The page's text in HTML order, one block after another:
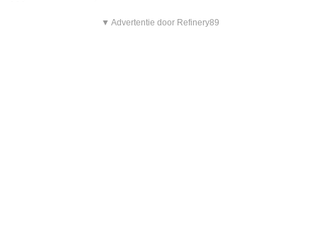
▼ Advertentie door Refinery89